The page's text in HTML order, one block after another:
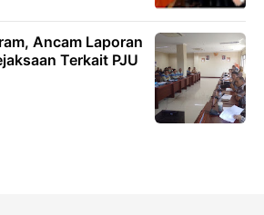
Ancam Laporan
Terkait PJU